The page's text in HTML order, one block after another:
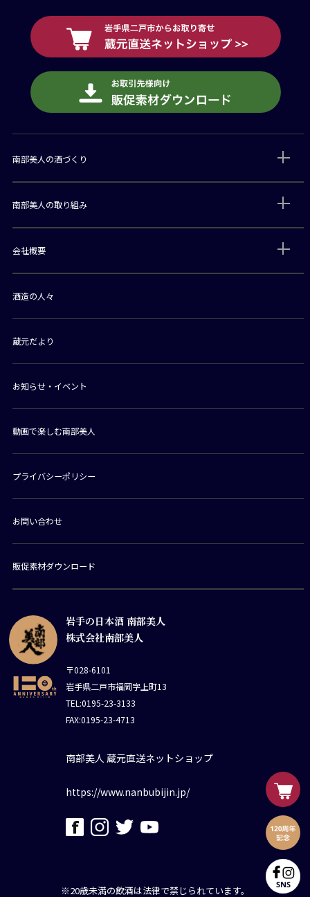
岩手の日本酒 南部美人
株式会社南部美人
〒028-6101
岩手県二戸市福岡字上町13
TEL:0195-23-3133
FAX:0195-23-4713
南部美人 蔵元直送ネットショップ
https://www.nanbubijin.jp/
南部美人の酒づくり
南部美人の取り組み
会社概要
酒造の人々
蔵元だより
お知らせ・イベント
動画で楽しむ南部美人
プライバシーポリシー
お問い合わせ
販促素材ダウンロード
※20歳未満の飲酒は法律で禁じられています。